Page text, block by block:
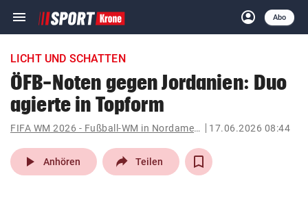
menu Navigation
ein-/ausklappen
account_circle
Anmelden
Abo
close Schließen
account_circle Anmelden
pin_drop
Wien arrow_right
LICHT UND SCHATTEN
ÖFB-Noten gegen Jordanien: Duo
agierte in Topform
FIFA WM 2026 - Fußball-WM in Nordamerika 17.06.2026 08:44
play_arrow Anhören Teilen